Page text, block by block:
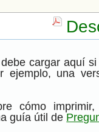
cargar aquí
ejemplo, una
cómo
guía útil de